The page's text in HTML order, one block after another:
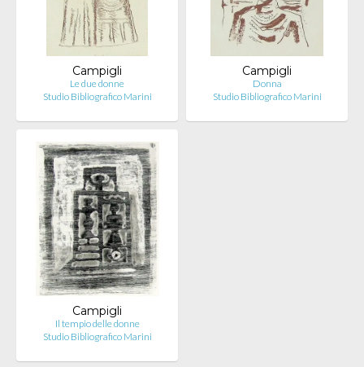
Campigli
Le due donne
Studio Bibliografico Marini
Campigli
Donna
Studio Bibliografico Marini
Campigli
Il tempio delle donne
Studio Bibliografico Marini